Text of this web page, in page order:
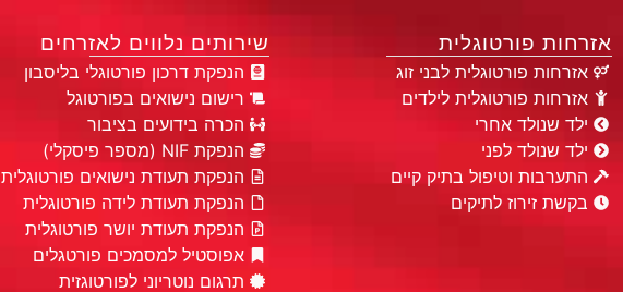
אזרחות פורטוגלית
אזרחות פורטוגלית לבני זוג
אזרחות פורטוגלית לילדים
ילד שנולד אחרי
ילד שנולד לפני
התערבות וטיפול בתיק קיים
בקשת זירוז לתיקים
שירותים נלווים לאזרחים
הנפקת דרכון פורטוגלי בליסבון
רישום נישואים בפורטוגל
הכרה בידועים בציבור
הנפקת NIF (מספר פיסקלי)
הנפקת תעודת נישואים פורטוגלית
הנפקת תעודת לידה פורטוגלית
הנפקת תעודת יושר פורטוגלית
אפוסטיל למסמכים פורטגלים
תרגום נוטריוני לפורטוגזית